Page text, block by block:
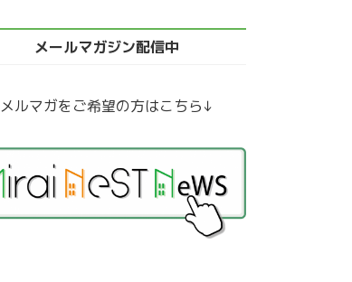
メールマガジン配信中
メルマガをご希望の方はこちら↓